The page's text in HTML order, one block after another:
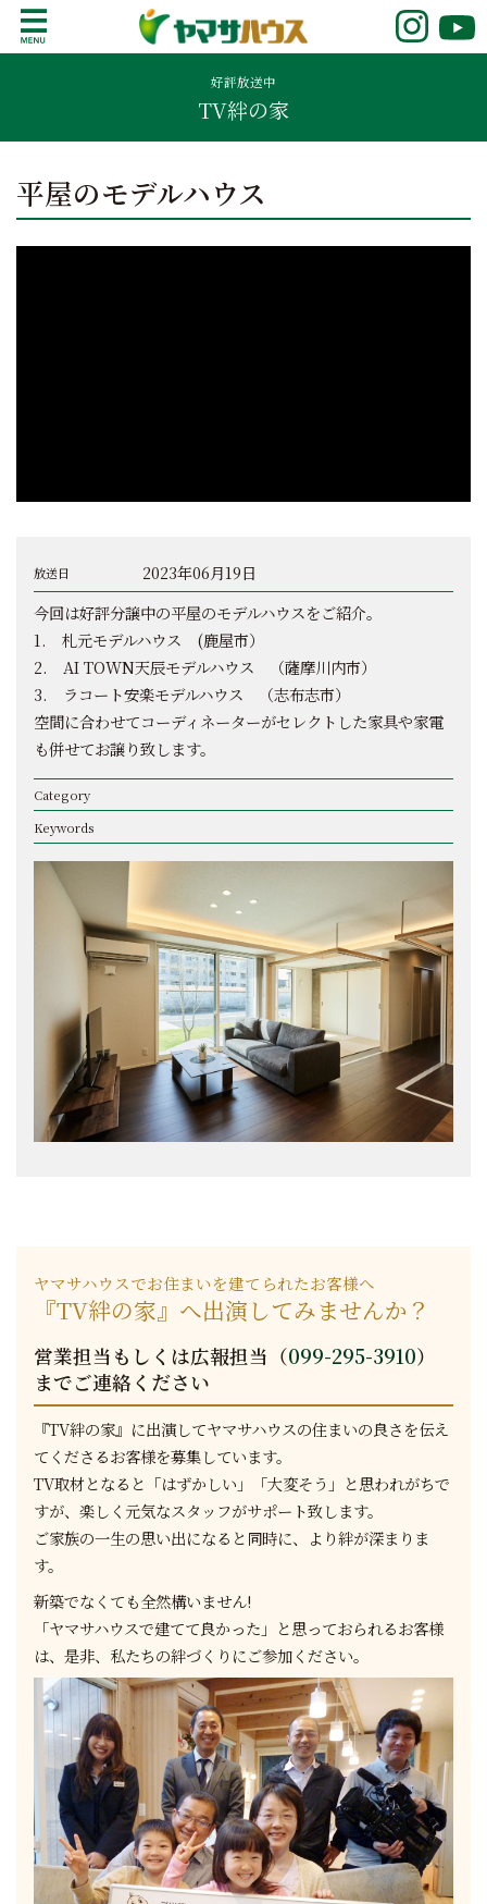
o
鹿児島で注文住宅ならヤマサハウス
新築の注文住宅や建売モデルハウスをお探し
の方はこちら。鹿児島県内で11年連続ナンバ
ーワンの実績を誇る、絆の家でおなじみの
ヤマサハウス。展示場情報や家づくりのこだ
好評放送中
TV絆の家
平屋のモデルハウス
放送日
2023年06月19日
今回は好評分譲中の平屋のモデルハウスをご紹介。
1. 札元モデルハウス (鹿屋市）
2. AI TOWN天辰モデルハウス （薩摩川内市）
3. ラコート安楽モデルハウス （志布志市）
空間に合わせてコーディネーターがセレクトした家具や家電
も併せてお譲り致します。
Category
Keywords
ヤマサハウスでお住まいを建てられたお客様へ
『TV絆の家』へ出演してみませんか？
営業担当もしくは広報担当（099-295-3910）
までご連絡ください
『TV絆の家』に出演してヤマサハウスの住まいの良さを伝え
てくださるお客様を募集しています。
TV取材となると「はずかしい」「大変そう」と思われがちで
すが、楽しく元気なスタッフがサポート致します。
ご家族の一生の思い出になると同時に、より絆が深まりま
す。
新築でなくても全然構いません!
「ヤマサハウスで建てて良かった」と思っておられるお客様
は、是非、私たちの絆づくりにご参加ください。